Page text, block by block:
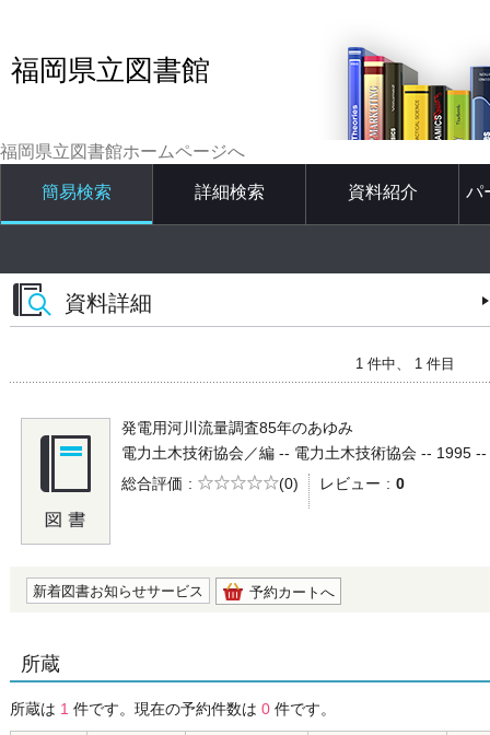
福岡県立図書館
福岡県立図書館ホームページへ
簡易検索 詳細検索 資料紹介 パ
資料詳細
1 件中、 1 件目
発電用河川流量調査85年のあゆみ
電力土木技術協会／編 -- 電力土木技術協会 -- 1995
総合評価
5段階評価
(0) レビュー 0
新着図書お知らせサービス 予約カートへ
所蔵
所蔵は 1 件です。現在の予約件数は 0 件です。